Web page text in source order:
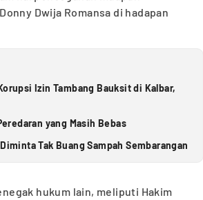
Dwija Romansa di hadapan
Izin Tambang Bauksit di Kalbar,
yang Masih Bebas
Tak Buang Sampah Sembarangan
hukum lain, meliputi Hakim